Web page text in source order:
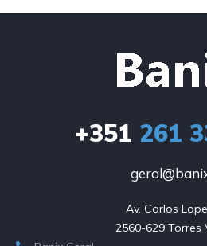
+351 261
Av. Carlos
2560-629 Torres